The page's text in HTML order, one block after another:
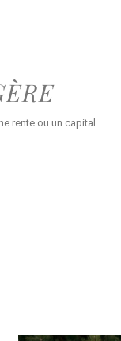
rente ou un capital.